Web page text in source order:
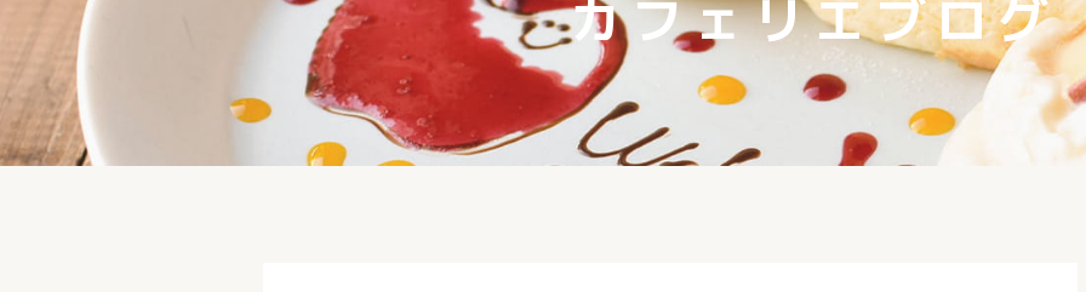
カフェリエブログ